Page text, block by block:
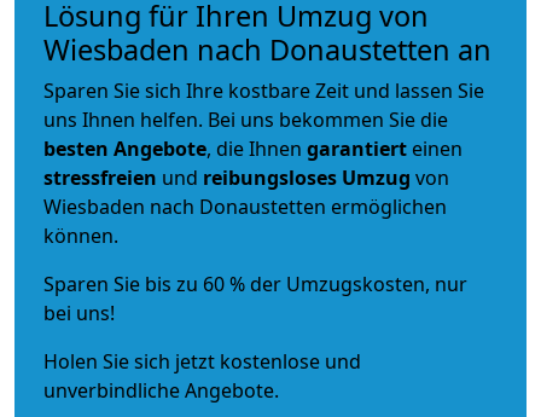
Lösung für Ihren Umzug von
Wiesbaden nach Donaustetten an
Sparen Sie sich Ihre kostbare Zeit und lassen Sie
uns Ihnen helfen. Bei uns bekommen Sie die
besten Angebote, die Ihnen garantiert einen
stressfreien und reibungsloses Umzug von
Wiesbaden nach Donaustetten ermöglichen
können.
Sparen Sie bis zu 60 % der Umzugskosten, nur
bei uns!
Holen Sie sich jetzt kostenlose und
unverbindliche Angebote.